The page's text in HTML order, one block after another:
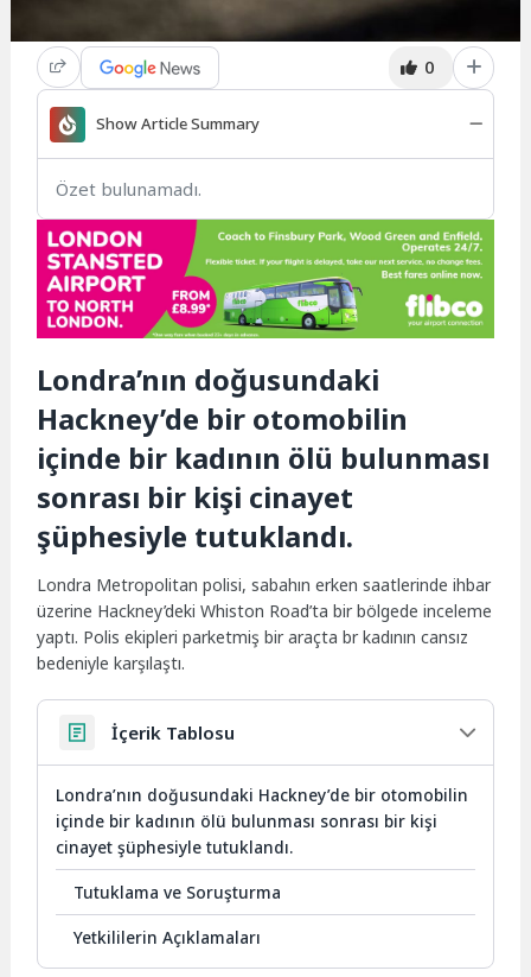
0
Show Article Summary
Özet bulunamadı.
Londra’nın doğusundaki
Hackney’de bir otomobilin
içinde bir kadının ölü bulunması
sonrası bir kişi cinayet
şüphesiyle tutuklandı.
Londra Metropolitan polisi, sabahın erken saatlerinde ihbar
üzerine Hackney’deki Whiston Road’ta bir bölgede inceleme
yaptı. Polis ekipleri parketmiş bir araçta br kadının cansız
bedeniyle karşılaştı.
İçerik Tablosu
Londra’nın doğusundaki Hackney’de bir otomobilin
içinde bir kadının ölü bulunması sonrası bir kişi
cinayet şüphesiyle tutuklandı.
Tutuklama ve Soruşturma
Yetkililerin Açıklamaları